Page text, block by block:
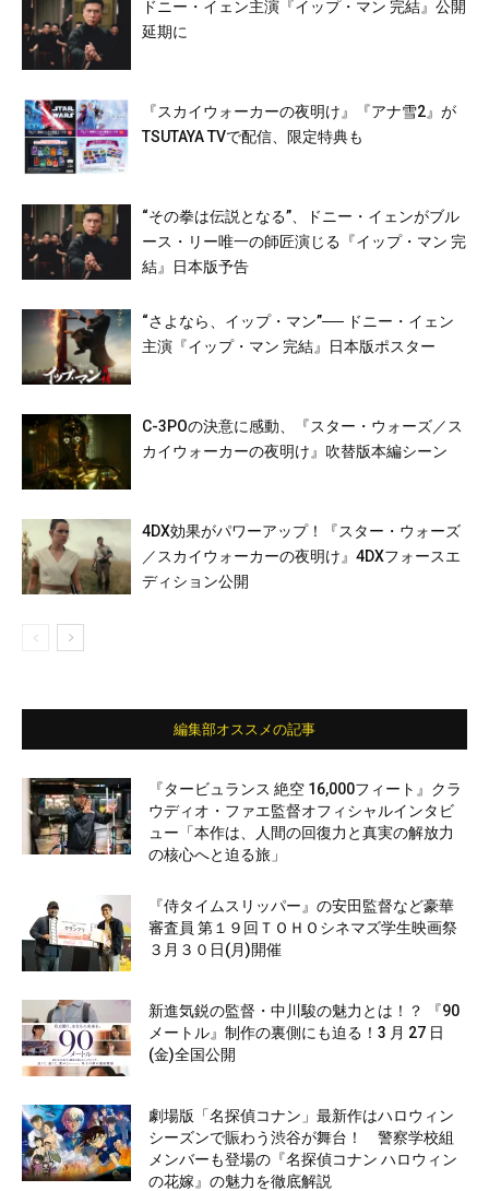
ドニー・イェン主演『イップ・マン 完結』公開
延期に
『スカイウォーカーの夜明け』『アナ雪2』が
TSUTAYA TVで配信、限定特典も
“その拳は伝説となる”、ドニー・イェンがブル
ース・リー唯一の師匠演じる『イップ・マン 完
結』日本版予告
“さよなら、イップ・マン”── ドニー・イェン
主演『イップ・マン 完結』日本版ポスター
C-3POの決意に感動、『スター・ウォーズ／ス
カイウォーカーの夜明け』吹替版本編シーン
4DX効果がパワーアップ！『スター・ウォーズ
／スカイウォーカーの夜明け』4DXフォースエ
ディション公開
編集部オススメの記事
『タービュランス 絶空 16,000フィート』クラ
ウディオ・ファエ監督オフィシャルインタビ
ュー「本作は、人間の回復力と真実の解放力
の核心へと迫る旅」
『侍タイムスリッパー』の安田監督など豪華
審査員 第１９回ＴＯＨＯシネマズ学生映画祭
３月３０日(月)開催
新進気鋭の監督・中川駿の魅力とは！？ 『90
メートル』制作の裏側にも迫る！3 月 27 日
(金)全国公開
劇場版「名探偵コナン」最新作はハロウィン
シーズンで賑わう渋谷が舞台！ 警察学校組
メンバーも登場の『名探偵コナン ハロウィン
の花嫁』の魅力を徹底解説